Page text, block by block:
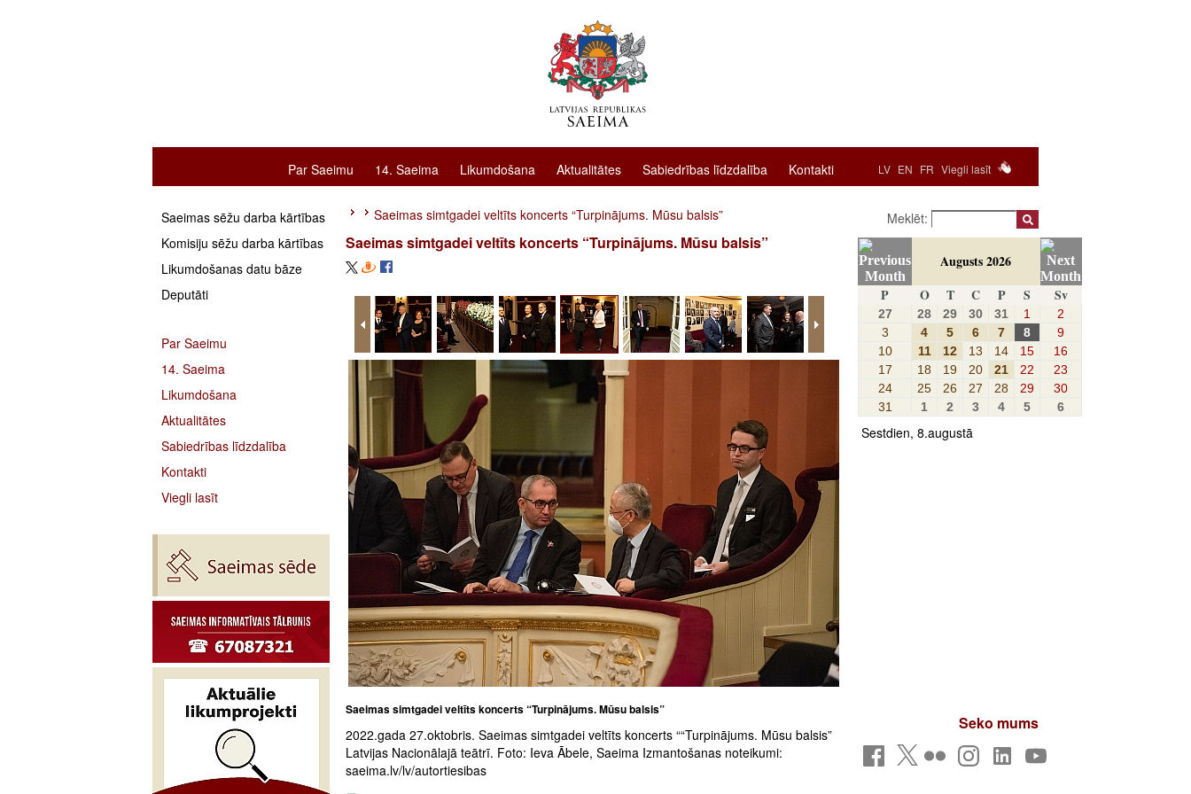
LV EN FR Viegli lasīt
Par Saeimu 14. Saeima Likumdošana Aktualitātes Sabiedrības līdzdalība Kontakti
Saeimas sēžu darba kārtības
Komisiju sēžu darba kārtības
Likumdošanas datu bāze
Deputāti
Par Saeimu
14. Saeima
Likumdošana
Aktualitātes
Sabiedrības līdzdalība
Kontakti
Viegli lasīt
Saeimas simtgadei veltīts koncerts “Turpinājums. Mūsu balsis”
Saeimas simtgadei veltīts koncerts “Turpinājums. Mūsu balsis”
Saeimas simtgadei veltīts koncerts “Turpinājums. Mūsu balsis”
2022.gada 27.oktobris. Saeimas simtgadei veltīts koncerts ““Turpinājums. Mūsu balsis”
Latvijas Nacionālajā teātrī. Foto: Ieva Ābele, Saeima Izmantošanas noteikumi:
saeima.lv/lv/autortiesibas
Meklēt:
Augusts 2026
P
O T C P S Sv
27 28 29 30 31 1
2
3
4 5 6 7 8
9
10
11 12 13 14 15
16
17
18 19 20 21 22
23
24
25 26 27 28 29
30
31
1 2 3 4 5 6
Sestdien, 8.augustā
Seko mums